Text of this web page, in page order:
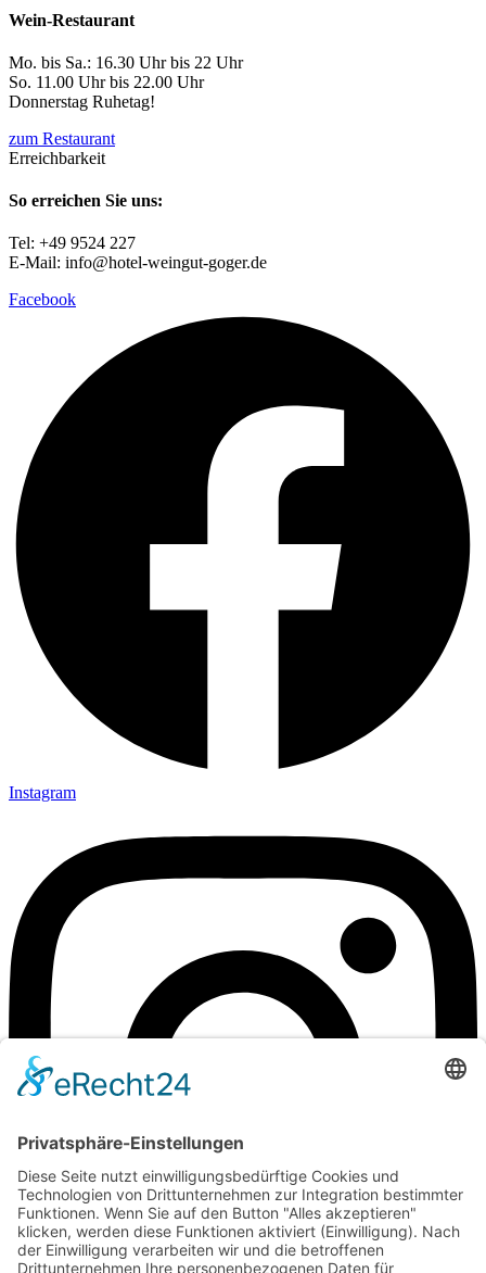
Wein-Restaurant
Mo. bis Sa.: 16.30 Uhr bis 22 Uhr
So. 11.00 Uhr bis 22.00 Uhr
Donnerstag Ruhetag!
zum Restaurant
Erreichbarkeit
So erreichen Sie uns:
Tel: +49 9524 227
E-Mail: info@hotel-weingut-goger.de
Facebook
Instagram